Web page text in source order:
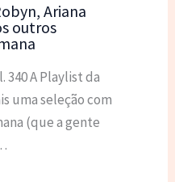
Ariana
outros
340 A Playlist da
uma seleção com
(que a gente